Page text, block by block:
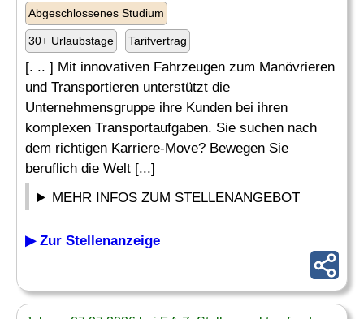
Abgeschlossenes Studium
30+ Urlaubstage Tarifvertrag
[. .. ] Mit innovativen Fahrzeugen zum Manövrieren
und Transportieren unterstützt die
Unternehmensgruppe ihre Kunden bei ihren
komplexen Transportaufgaben. Sie suchen nach
dem richtigen Karriere-Move? Bewegen Sie
beruflich die Welt [...]
MEHR INFOS ZUM STELLENANGEBOT
▶ Zur Stellenanzeige